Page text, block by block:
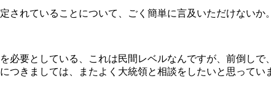
れていることについて、ごく簡単に言及いただけないか。
要としている、これは民間レベルなんですが、前倒しで
きましては、またよく大統領と相談をしたいと思ってい